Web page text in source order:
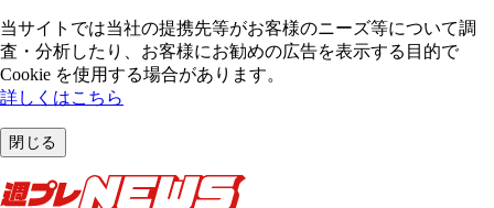
当サイトでは当社の提携先等がお客様のニーズ等について調
査・分析したり、お客様にお勧めの広告を表⽰する⽬的で
Cookie を使⽤する場合があります。
詳しくはこちら
閉じる